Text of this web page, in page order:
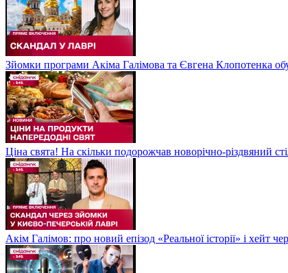
Зйомки програми Акіма Галімова та Євгена Клопотенка
Ціна свята! На скільки подорожчав новорічно-різдвяний
Акім Галімов: про новий епізод «Реальної історії» і хейт